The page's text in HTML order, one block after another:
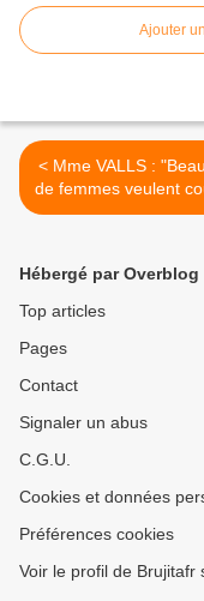
Ajouter
< Mme VALLS : "Beaucoup
de femmes veulent
avec mon mari. Il le
Hébergé par Overblog
Top articles
Pages
Contact
Signaler un abus
C.G.U.
Cookies et données
Préférences cookies
Voir le profil de Brujitafr